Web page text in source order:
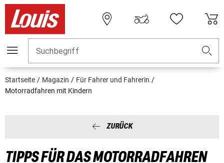
Suchbegriff
Startseite Magazin
Für Fahrer und Fahrerin
Motorradfahren mit Kindern
ZURÜCK
TIPPS FÜR DAS MOTORRADFAHREN